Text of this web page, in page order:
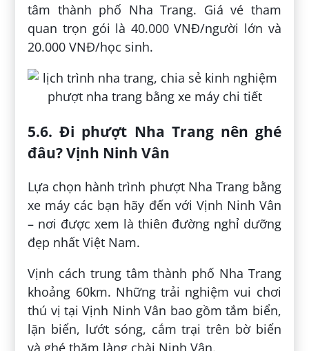
tâm thành phố Nha Trang. Giá vé tham
quan trọn gói là 40.000 VNĐ/người lớn và
20.000 VNĐ/học sinh.
5.6. Đi phượt Nha Trang nên ghé
đâu? Vịnh Ninh Vân
Lựa chọn hành trình phượt Nha Trang bằng
xe máy các bạn hãy đến với Vịnh Ninh Vân
– nơi được xem là thiên đường nghỉ dưỡng
đẹp nhất Việt Nam.
Vịnh cách trung tâm thành phố Nha Trang
khoảng 60km. Những trải nghiệm vui chơi
thú vị tại Vịnh Ninh Vân bao gồm tắm biển,
lặn biển, lướt sóng, cắm trại trên bờ biển
và ghé thăm làng chài Ninh Vân.